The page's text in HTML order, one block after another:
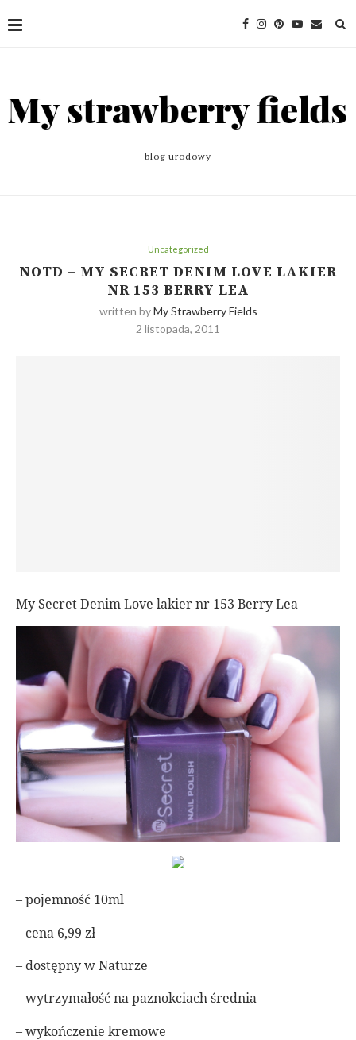
blog urodowy
Uncategorized
NOTD – MY SECRET DENIM LOVE LAKIER
NR 153 BERRY LEA
written byMy Strawberry Fields
2 listopada, 2011
My Secret Denim Love lakier nr 153 Berry Lea
– pojemność 10ml
– cena 6,99 zł
– dostępny w Naturze
– wytrzymałość na paznokciach średnia
– wykończenie kremowe